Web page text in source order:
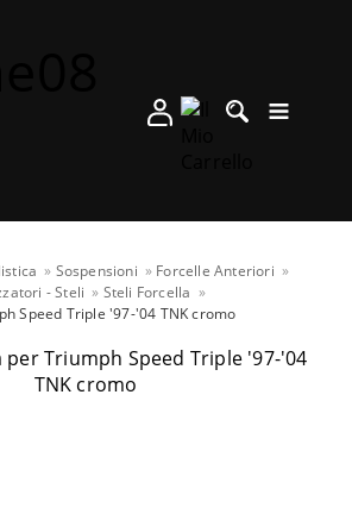
Sospensioni
Forcelle Anteriori
- Steli
Steli Forcella
Speed Triple '97-'04 TNK cromo